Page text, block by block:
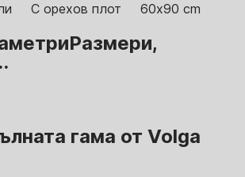
С орехов плот 60x90 cm
Размери,
гама от Volga